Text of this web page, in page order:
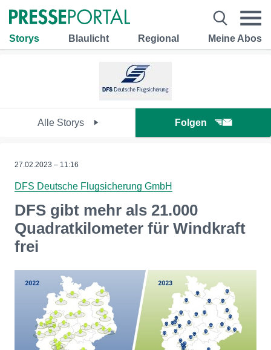
Storys Blaulicht Regional Meine Abos
Alle Storys Folgen
27.02.2023 – 11:16
DFS Deutsche Flugsicherung GmbH
DFS gibt mehr als 21.000
Quadratkilometer für Windkraft
frei